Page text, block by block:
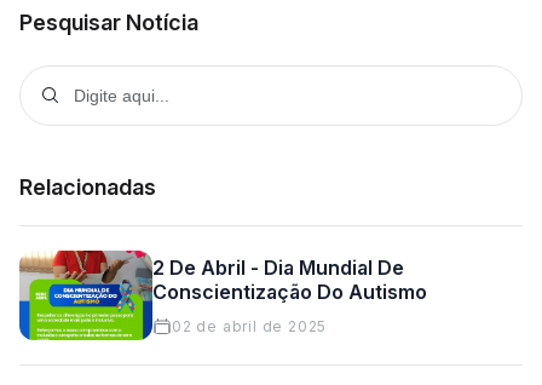
Pesquisar Notícia
Relacionadas
2 De Abril - Dia Mundial De
Conscientização Do Autismo
02 de abril de 2025